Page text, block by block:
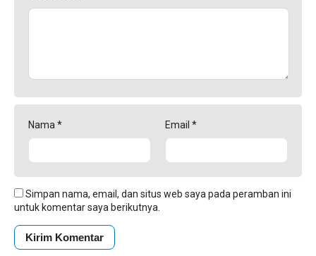
Nama * Email *
Simpan nama, email, dan situs web saya pada peramban ini
untuk komentar saya berikutnya.